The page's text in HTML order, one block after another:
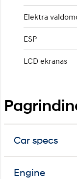
Elektra
ESP
LCD ekranas
Car specs
Engine